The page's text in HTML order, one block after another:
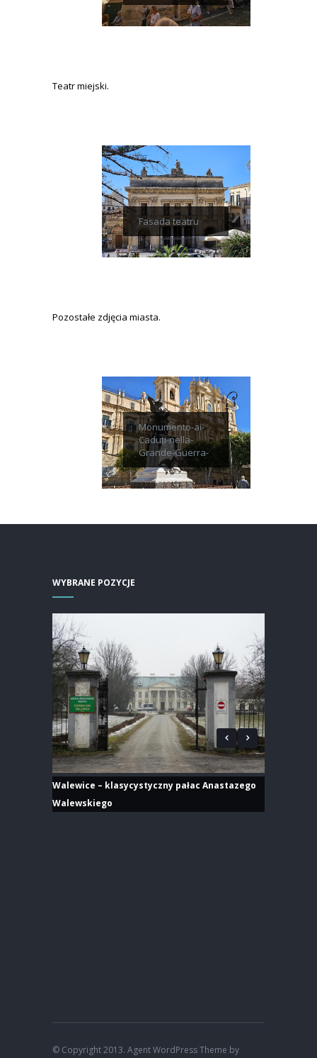
Teatr miejski.
Fasada teatru
Pozostałe zdjęcia miasta.
Monumento-ai-
Caduti-nella-
Grande-Guerra-
WYBRANE POZYCJE
Walewice – klasycystyczny pałac Anastazego
Walewskiego
© Copyright 2013. Agent WordPress Theme by